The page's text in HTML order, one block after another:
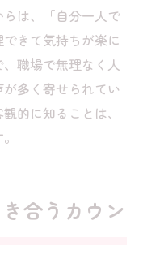
は、「自分一人で
きて気持ちが楽に
職場で無理なく人
多く寄せられてい
的に知ることは、
合うカウン